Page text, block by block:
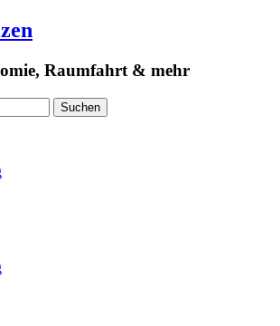
Raumfahrt & mehr